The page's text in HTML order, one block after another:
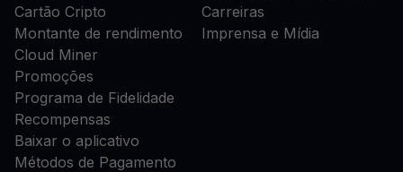
Cartão Cripto
Montante de rendimento
Cloud Miner
Promoções
Programa de Fidelidade
Recompensas
Baixar o aplicativo
Métodos de Pagamento
Carreiras
Imprensa e Mídia